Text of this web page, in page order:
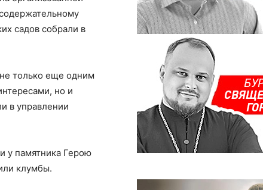
садов собрали в
только еще одним
но и
в управлении
у памятника Герою
клумбы.